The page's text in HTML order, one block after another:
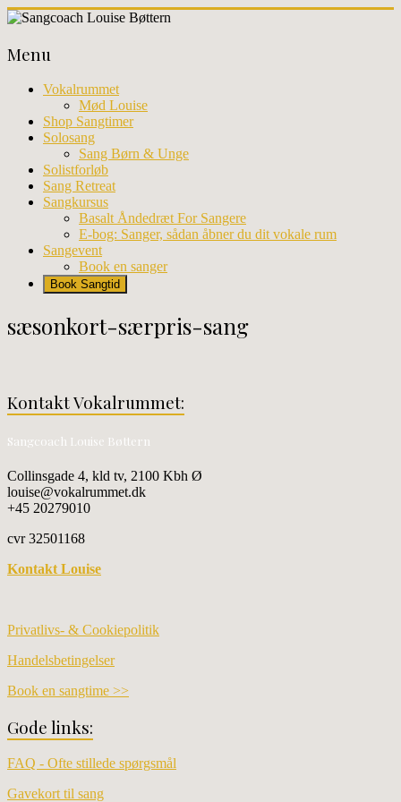
Skip
content
Louise
Bøttern
Professionel
sangundervisning
workhops
København
Menu
Vokalrummet
Mød Louise
Shop Sangtimer
Solosang
Sang Børn & Unge
Solistforløb
Sang Retreat
Sangkursus
Basalt Åndedræt For Sangere
E-bog: Sanger, sådan åbner du dit vokale rum
Sangevent
Book en sanger
Book Sangtid
sæsonkort-særpris-sang
Kontakt Vokalrummet:
Sangcoach Louise Bøttern
Collinsgade 4, kld tv, 2100 Kbh Ø
louise@vokalrummet.dk
+45 20279010
cvr 32501168
Kontakt Louise
Privatlivs- & Cookiepolitik
Handelsbetingelser
Book en sangtime >>
Gode links:
FAQ - Ofte stillede spørgsmål
Gavekort til sang